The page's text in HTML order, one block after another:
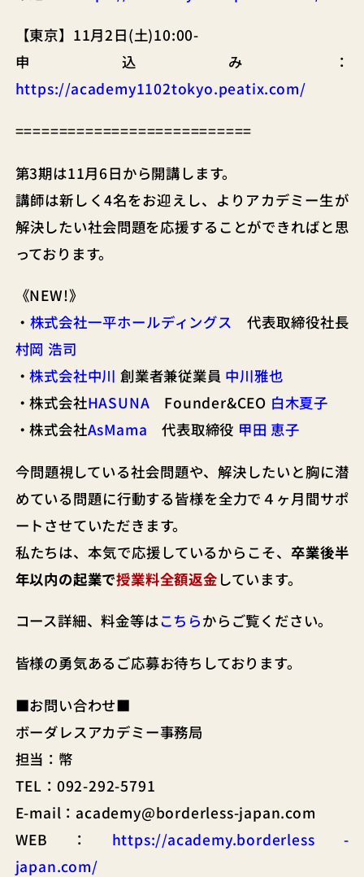
【東京】11月2日(土)10:00-
申込み：
https://academy1102tokyo.peatix.com/
===========================
第3期は11月6日から開講します。
講師は新しく4名をお迎えし、よりアカデミー生が
解決したい社会問題を応援することができればと思
っております。
《NEW!》
・ 株式会社一平ホールディングス 代表取締役社長
村岡 浩司
・株式会社中川 創業者兼従業員 中川雅也
・株式会社HASUNA Founder&CEO 白木夏子
・株式会社AsMama 代表取締役 甲田 恵子
今問題視している社会問題や、解決したいと胸に潜
めている問題に行動する皆様を全力で４ヶ月間サポ
ートさせていただきます。
私たちは、本気で応援しているからこそ、 卒業後半
年以内の起業で授業料全額返金 しています。
コース詳細、料金等はこちらからご覧ください。
皆様の勇気あるご応募お待ちしております。
■お問い合わせ■
ボーダレスアカデミー事務局
担当：幣
TEL：092-292-5791
E-mail：academy@borderless-japan.com
WEB： https://academy.borderless -
japan.com/